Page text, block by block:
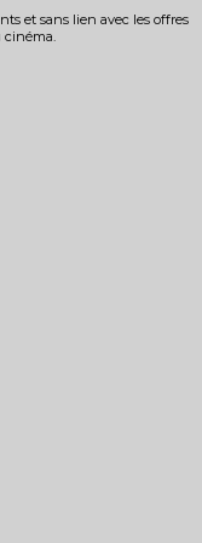
et sans lien avec les offres
cinéma.